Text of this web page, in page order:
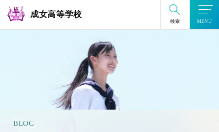
成女高等学校
検索 MENU
BLOG